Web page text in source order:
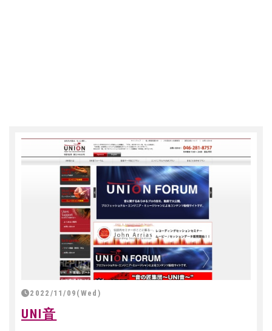
2022/11/09(Wed)
UNI音